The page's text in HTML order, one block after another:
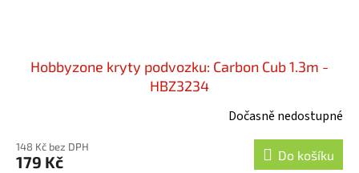
Hobbyzone kryty podvozku: Carbon Cub 1.3m -
HBZ3234
Dočasně nedostupné
148 Kč bez DPH
179 Kč Do košíku